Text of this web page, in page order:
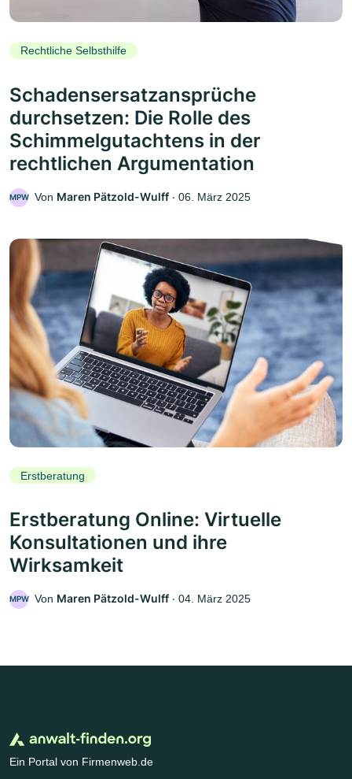
Rechtliche Selbsthilfe
Schadensersatzansprüche
durchsetzen: Die Rolle des
Schimmelgutachtens in der
rechtlichen Argumentation
MPW Von Maren Pätzold-Wulff ‧ 06. März 2025
Erstberatung
Erstberatung Online: Virtuelle
Konsultationen und ihre
Wirksamkeit
MPW Von Maren Pätzold-Wulff ‧ 04. März 2025
Ein Portal von Firmenweb.de